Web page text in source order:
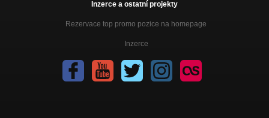
Inzerce a ostatní projekty
Rezervace top promo pozice na homepage
Inzerce